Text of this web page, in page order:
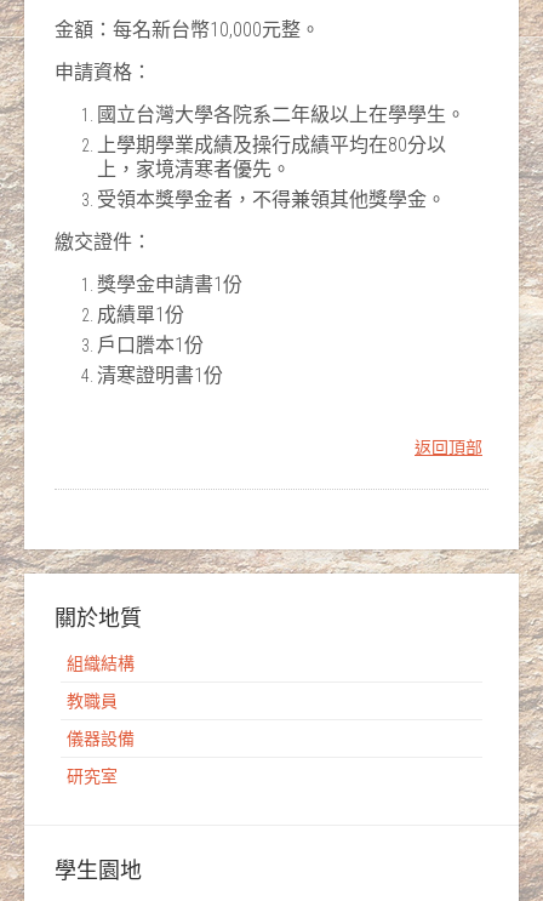
金額：每名新台幣10,000元整。
申請資格：
國立台灣大學各院系二年級以上在學學生。
上學期學業成績及操行成績平均在80分以
上，家境清寒者優先。
受領本獎學金者，不得兼領其他獎學金。
繳交證件：
獎學金申請書1份
成績單1份
戶口謄本1份
清寒證明書1份
返回頂部
關於地質
組織結構
教職員
儀器設備
研究室
學生園地